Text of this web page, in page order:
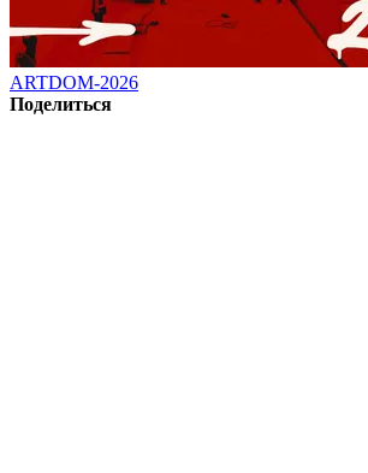
ARTDOM-2026
Поделиться